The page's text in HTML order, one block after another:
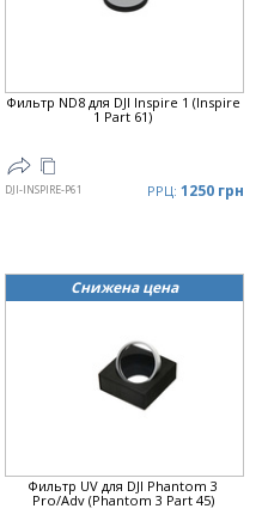
Фильтр ND8 для DJI Inspire 1 (Inspire
1 Part 61)
DJI-INSPIRE-P61 РРЦ: 1250 грн
Снижена цена
Фильтр UV для DJI Phantom 3
Pro/Adv (Phantom 3 Part 45)